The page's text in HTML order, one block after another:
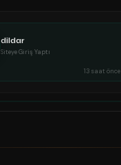
dildar
Siteye Giriş Yaptı
13 saat önce